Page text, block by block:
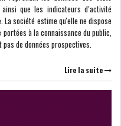
AFRIQUE DU NORD
AFRIQUE
ASIE
que les indicateurs d’activité
société estime qu'elle ne dispose
à la connaissance du public,
de données prospectives.
Lire la suite